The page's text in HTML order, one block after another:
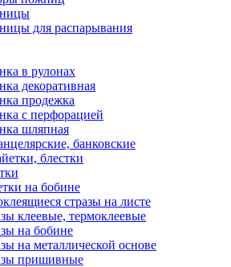
для распарывания
в рулонах
декоративная
продежка
с перфорацией
шляпная
банковские
блестки
на бобине
стразы на листе
клеевые, термоклеевые
на бобине
на металлической основе
пришивные